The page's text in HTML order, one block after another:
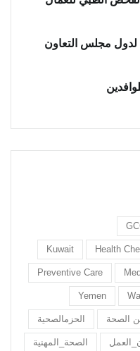
لدول مجلس التعاون
Health
Kuwait
Preventive Care
Yemen
الصحة الحزمالصحية
الصحة_المهنية